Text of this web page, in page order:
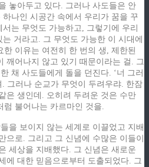
놓아두고 있다. 그러나 사도들은 안
나인 시공간 속에서 우리가 꿈을 꾸
는 무엇도 가능하고, 그렇기에 우리
거라고. 그 무엇도 가능한 이 시대에
이유는 여전히 한 번의 생, 제한된
깨어나지 않고 있기 때문이라는 걸. 그
채 사도들에게 돌을 던진다. ‘너 그러
. 그러나 순교가 무엇이 두려우랴. 한잠
은 생인데. 오히려 두려운 것은 수만
럼 불어나는 카르마인 것을.
을 보이지 않는 세계로 이끌었고 지배
으로. 그리고 그 신념에 수많은 이들이
세상을 지배했다. 그 신념은 새로운
에 대한 믿음으로부터 도출되었다. 그